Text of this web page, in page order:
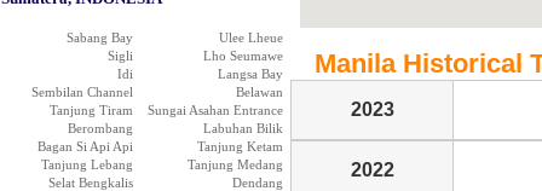
Sabang Bay
Ulee Lheue
Sigli
Lho Seumawe
Idi
Langsa Bay
Sembilan Channel
Belawan
Tanjung Tiram
Sungai Asahan Entrance
Berombang
Labuhan Bilik
Bagan Si Api Api
Tanjung Ketam
Tanjung Lebang
Tanjung Medang
Selat Bengkalis
Dendang
Manila Historical
2023
2022